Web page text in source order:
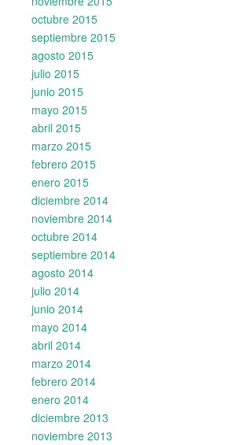
octubre 2015
septiembre 2015
agosto 2015
julio 2015
junio 2015
mayo 2015
abril 2015
marzo 2015
febrero 2015
enero 2015
diciembre 2014
noviembre 2014
octubre 2014
septiembre 2014
agosto 2014
julio 2014
junio 2014
mayo 2014
abril 2014
marzo 2014
febrero 2014
enero 2014
diciembre 2013
noviembre 2013